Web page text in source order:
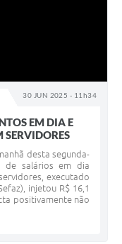
30 JUN 2025 - 11h34
EM DIA E
desta segunda-
de salários em dia
executado
injetou R$ 16,1
positivamente não